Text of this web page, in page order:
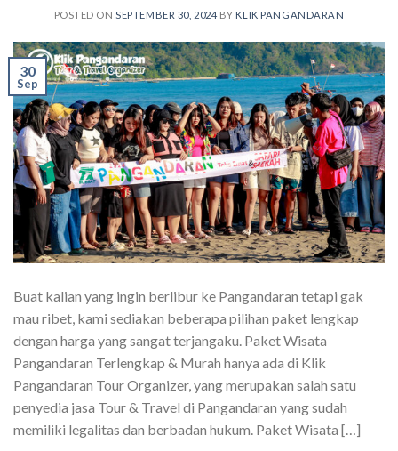
POSTED ON SEPTEMBER 30, 2024 BY KLIK PANGANDARAN
30
Sep
Buat kalian yang ingin berlibur ke Pangandaran tetapi gak
mau ribet, kami sediakan beberapa pilihan paket lengkap
dengan harga yang sangat terjangaku. Paket Wisata
Pangandaran Terlengkap & Murah hanya ada di Klik
Pangandaran Tour Organizer, yang merupakan salah satu
penyedia jasa Tour & Travel di Pangandaran yang sudah
memiliki legalitas dan berbadan hukum. Paket Wisata […]